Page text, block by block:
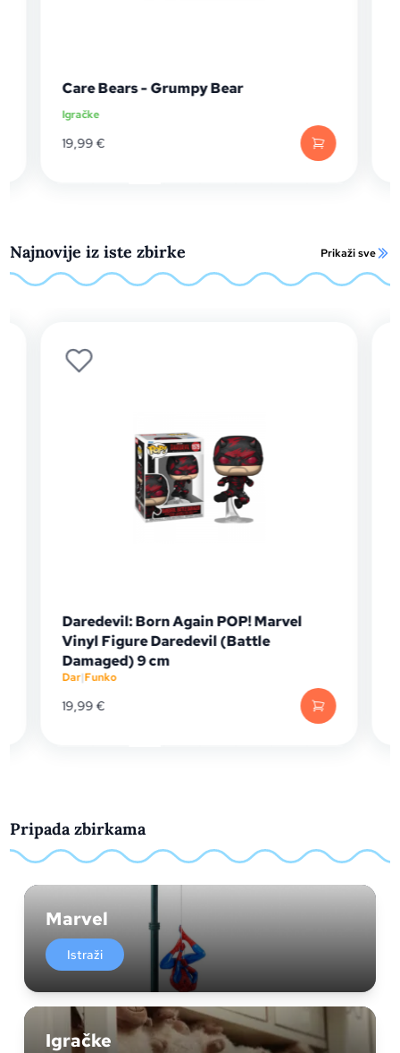
Care Bears - Grumpy Bear
Igračke
19,99€
Najnovije iz iste zbirke Prikaži sve
Daredevil: Born Again POP! Marvel
Vinyl Figure Daredevil (Battle
Damaged) 9 cm
Dar|Funko
19,99€
Pripada zbirkama
Marvel
Istraži
Igračke